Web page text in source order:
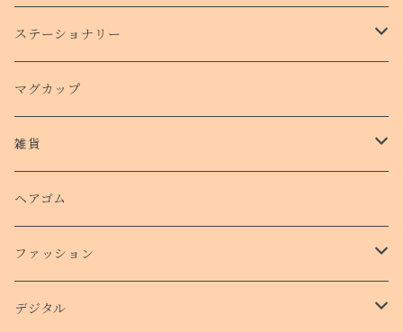
手帳型スマホケース
クリアケース
クッションバンパーケース
スマホリング
ショルダー付きケース
ステーショナリー
カード
クリアファイル
ステッカー
マグカップ
雑貨
パスケース
ヘアゴム
ファッション
Ｔシャツ
デジタル